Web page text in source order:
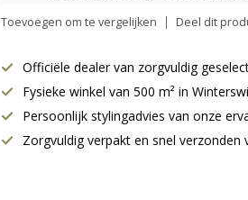
Toevoegen om te vergelijken Deel dit
Officiële dealer van zorgvuldig
Fysieke winkel van 500 m² in
Persoonlijk stylingadvies van onze
Zorgvuldig verpakt en snel verzonden